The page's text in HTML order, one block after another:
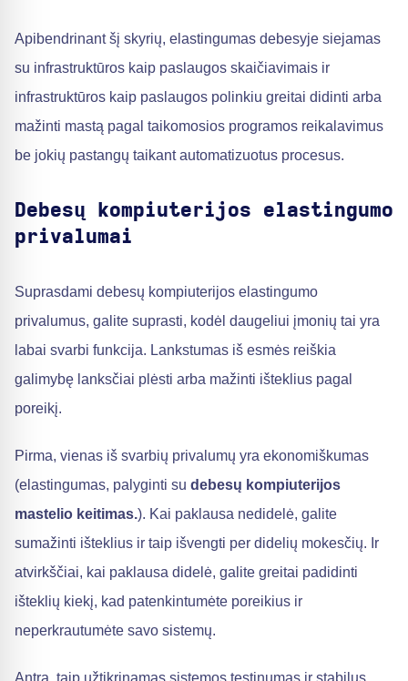
Apibendrinant šį skyrių, elastingumas debesyje siejamas
su infrastruktūros kaip paslaugos skaičiavimais ir
infrastruktūros kaip paslaugos polinkiu greitai didinti arba
mažinti mastą pagal taikomosios programos reikalavimus
be jokių pastangų taikant automatizuotus procesus.
Debesų kompiuterijos elastingumo
privalumai
Suprasdami debesų kompiuterijos elastingumo
privalumus, galite suprasti, kodėl daugeliui įmonių tai yra
labai svarbi funkcija. Lankstumas iš esmės reiškia
galimybę lanksčiai plėsti arba mažinti išteklius pagal
poreikį.
Pirma, vienas iš svarbių privalumų yra ekonomiškumas
(elastingumas, palyginti su debesų kompiuterijos
mastelio keitimas.). Kai paklausa nedidelė, galite
sumažinti išteklius ir taip išvengti per didelių mokesčių. Ir
atvirkščiai, kai paklausa didelė, galite greitai padidinti
išteklių kiekį, kad patenkintumėte poreikius ir
neperkrautumėte savo sistemų.
Antra, taip užtikrinamas sistemos tęstinumas ir stabilus